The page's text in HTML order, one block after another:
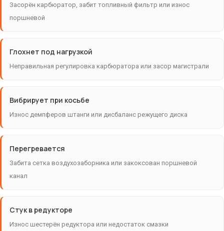
Засорён карбюратор, забит топливный фильтр или износ
поршневой
Глохнет под нагрузкой
Неправильная регулировка карбюратора или засор магистрали
Вибрирует при косьбе
Износ демпферов штанги или дисбаланс режущего диска
Перегревается
Забита сетка воздухозаборника или закоксован поршневой
канал
Стук в редукторе
Износ шестерён редуктора или недостаток смазки